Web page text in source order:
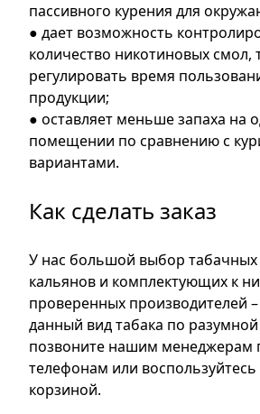
пассивного курения для
● дает возможность
количество никотиновых смол,
регулировать время
продукции;
● оставляет меньше запаха на
помещении по сравнению с
вариантами.
Как сделать заказ
У нас большой выбор табачных
кальянов и комплектующих к
проверенных производителей
данный вид табака по
позвоните нашим менеджерам
телефонам или
корзиной.